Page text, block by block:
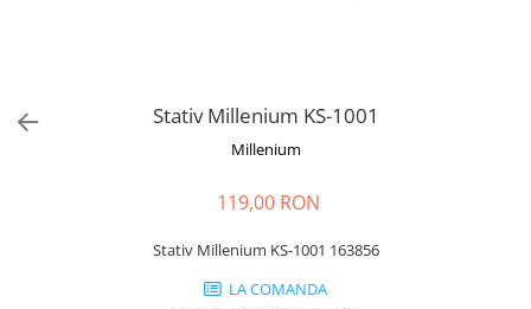
Accesorii de microfoane
Microfoane de masurare si
Stativ Millenium KS-1001
Millenium
119,00 RON
Stativ Millenium KS-1001 163856
LA COMANDA